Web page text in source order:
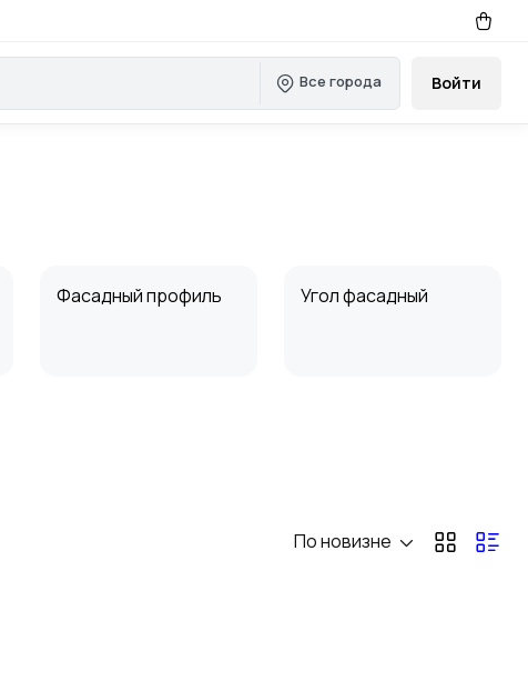
Все города Войти
Фасадный профиль Угол фасадный
По новизне